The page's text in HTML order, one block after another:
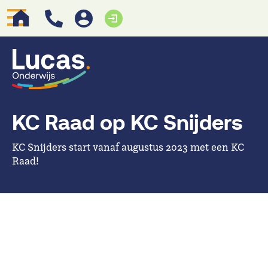
KC Raad op KC Snijders
KC Snijders start vanaf augustus 2023 met een KC
Raad!